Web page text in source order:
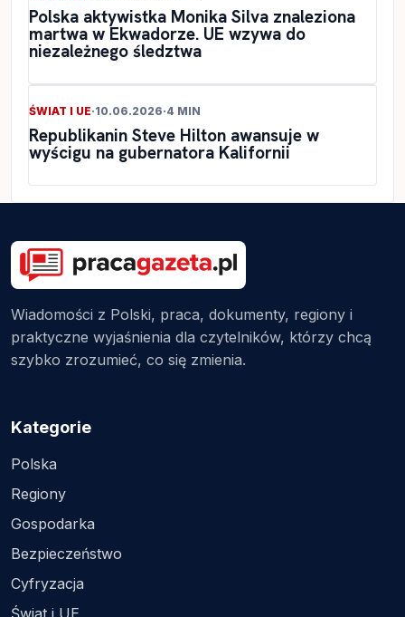
Polska aktywistka Monika Silva znaleziona
martwa w Ekwadorze. UE wzywa do
niezależnego śledztwa
ŚWIAT I UE·10.06.2026·4 MIN
Republikanin Steve Hilton awansuje w
wyścigu na gubernatora Kalifornii
Wiadomości z Polski, praca, dokumenty, regiony i
praktyczne wyjaśnienia dla czytelników, którzy chcą
szybko zrozumieć, co się zmienia.
Kategorie
Polska
Regiony
Gospodarka
Bezpieczeństwo
Cyfryzacja